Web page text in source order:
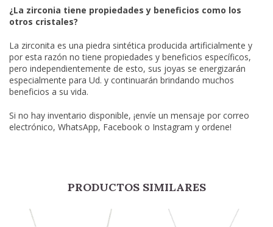
¿La zirconia tiene propiedades y beneficios como los
otros cristales?
La zirconita es una piedra sintética producida artificialmente y
por esta razón no tiene propiedades y beneficios específicos,
pero independientemente de esto, sus joyas se energizarán
especialmente para Ud. y continuarán brindando muchos
beneficios a su vida.
Si no hay inventario disponible, ¡envíe un mensaje por correo
electrónico, WhatsApp, Facebook o Instagram y ordene!
PRODUCTOS SIMILARES